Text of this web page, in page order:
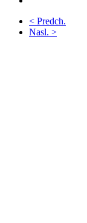
< Predch.
Nasl. >